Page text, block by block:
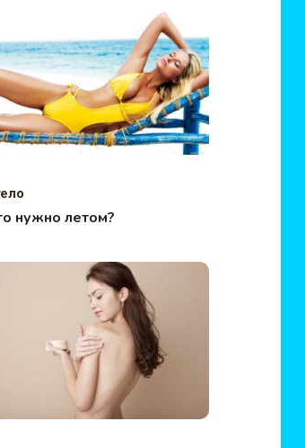
нужно летом?